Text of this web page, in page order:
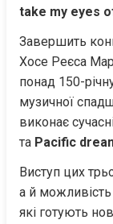
take my eyes
Завершить
Хосе Реєса
понад 150-
музичної
виконає
та Pacific
Виступ цих
а й
які готують